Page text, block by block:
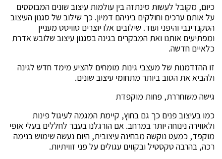
כיום, מקובל לעשות סינתזה בין עולמות עיצוב שונים המבוססים
על אותם ערכים וחולקים ביניהם דמיון. כך שילוב של סגנון העיצוב
הסקנדינבי והיפני ועוד. שילובים אלו יוצרים טוויסט מעניין
ומפתיעים אותנו ואת המבקרים בגינה בסגנון עיצוב שלובש אדרת
כלאיים חדשה.
זו ההזדמנות של מעצבי גינות מומחים להציע מימד חדש לגינה
ולהביא את הטוב ביותר מתחומי עיצוב שונים.
גישה משוחררת, פחות מוקפדת
כמו בעיצוב פנים כך גם בחוץ, קיימת המגמה לעיגול פינות
ולאווירה נינוחה יותר במרחב. אם הורגלנו בעבר לחללים בעלי אופי
מוקפד, כמעט נוקשה מבחינה עיצובית, היום נעשה שימוש בנימה
רכה, בהרבה טקסטיל ובקווים עגולים על פני זוויתיות.